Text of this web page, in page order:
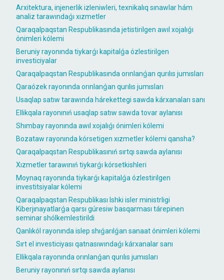
Arxitektura, injenerlik izleniwleri, texnikalıq sınawlar hám
analiz tarawındaǵı xızmetler
Qaraqalpaqstan Respublikasında jetistirilgen awıl xojalıǵı
ónimleri kólemi
Beruniy rayonında tiykarǵı kapitalǵa ózlestirilgen
investiciyalar
Qaraqalpaqstan Respublikasında orınlanǵan qurılıs jumısları
Qaraózek rayonında orınlanǵan qurılıs jumısları
Usaqlap satıw tarawında hárekettegi sawda kárxanaları sanı
Ellikqala rayonınıń usaqlap satıw sawda tovar aylanısı
Shımbay rayonında awıl xojalıǵı ónimleri kólemi
Bozataw rayonında kórsetigen xızmetler kólemi qansha?
Qaraqalpaqstan Respublikasınıń sırtqı sawda aylanısı
Xızmetler tarawınıń tiykarǵı kórsetkishleri
Moynaq rayonında tiykarǵı kapitalǵa ózlestirilgen
investitsiyalar kólemi
Qaraqalpaqstan Respublikası Ishki isler ministrligi
Kiberjınayatlarǵa qarsı gúresiw basqarması tárepinen
seminar shólkemlestirildi
Qanlıkól rayonında islep shıǵarılǵan sanaat ónimleri kólemi
Sırt el investiciyası qatnasıwındaǵı kárxanalar sanı
Ellikqala rayonında orınlanǵan qurılıs jumısları
Beruniy rayonınıń sırtqı sawda aylanısı